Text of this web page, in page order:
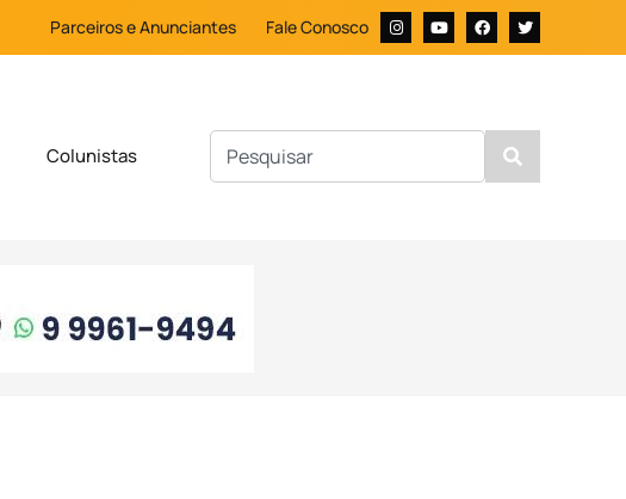
Parceiros e Anunciantes Fale Conosco
Colunistas